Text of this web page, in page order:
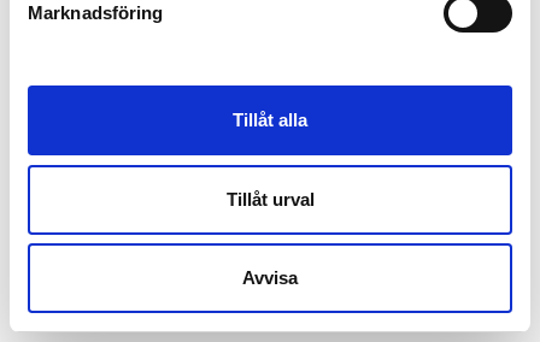
Marknadsföring
Tillåt alla
Tillåt urval
Avvisa